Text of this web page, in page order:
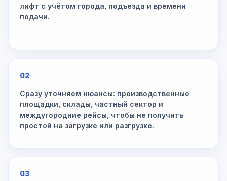
лифт с учётом города, подъезда и времени
подачи.
02
Сразу уточняем нюансы: производственные
площадки, склады, частный сектор и
междугородние рейсы, чтобы не получить
простой на загрузке или разгрузке.
03